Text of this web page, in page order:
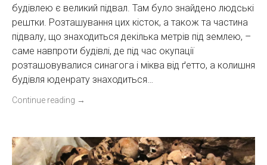
будівлею є великий підвал. Там було знайдено людські
рештки. Розташування цих кісток, а також та частина
підвалу, що знаходиться декілька метрів під землею, –
саме навпроти будівлі, де під час окупації
розташовувалися синагога і міква від ґетто, а колишня
будівля юденрату знаходиться…
Continue reading →